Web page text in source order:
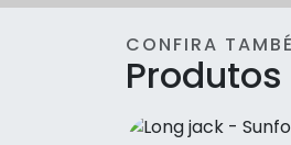
Termo Active-
CONFIRA